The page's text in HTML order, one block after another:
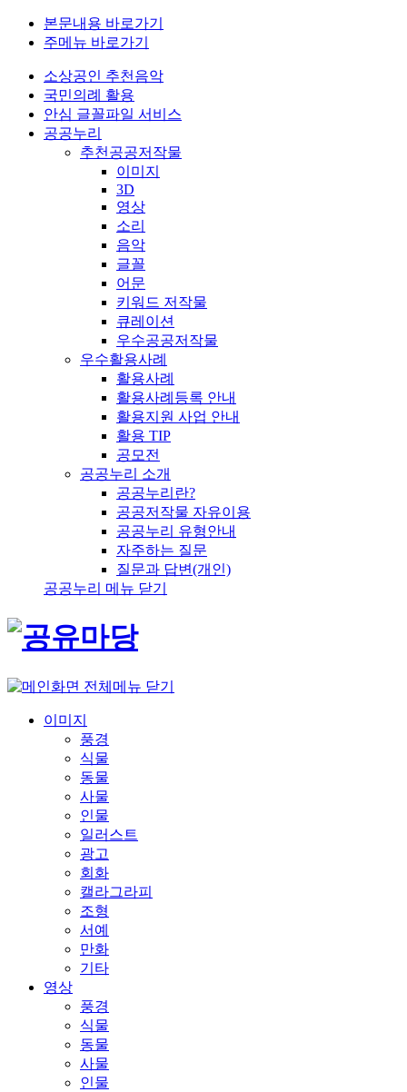
본문내용 바로가기
주메뉴 바로가기
소상공인 추천음악
국민의례 활용
안심 글꼴파일 서비스
공공누리
추천공공저작물
이미지
3D
영상
소리
음악
글꼴
어문
키워드 저작물
큐레이션
우수공공저작물
우수활용사례
활용사례
활용사례등록 안내
활용지원 사업 안내
활용 TIP
공모전
공공누리 소개
공공누리란?
공공저작물 자유이용
공공누리 유형안내
자주하는 질문
질문과 답변(개인)
공공누리 메뉴 닫기
전체메뉴 닫기
이미지
풍경
식물
동물
사물
인물
일러스트
광고
회화
캘라그라피
조형
서예
만화
기타
영상
풍경
식물
동물
사물
인물